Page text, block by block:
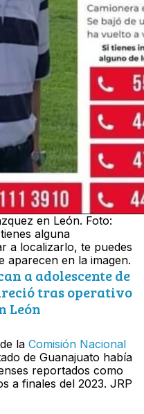
en León. Foto:
alguna
a localizarlo, te puedes
aparecen en la imagen.
a adolescente de
tras operativo
León
la Comisión Nacional
de Guanajuato había
reportados como
a finales del 2023. JRP